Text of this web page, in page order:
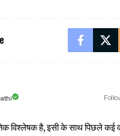
विश्लेषक है, इसी के साथ पिछले कई